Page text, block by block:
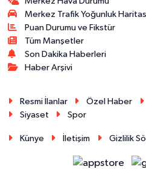
Merkez Trafik Yoğunluk
Puan Durumu ve Fikstür
Tüm Manşetler
Son Dakika Haberleri
Haber Arşivi
Resmi İlanlar Özel Haber
Siyaset
Spor
Künye İletişim Gizlilik